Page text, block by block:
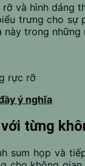
và hình
trưng cho
trong
rực rỡ
ý nghĩa
từng
sum họp và